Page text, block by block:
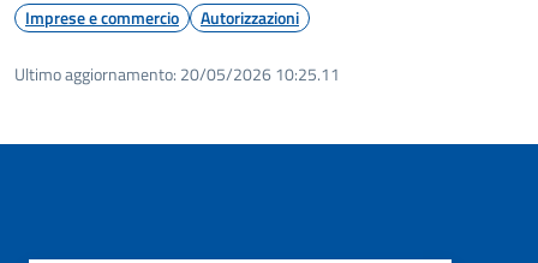
Imprese e commercio Autorizzazioni
Ultimo aggiornamento: 20/05/2026 10:25.11